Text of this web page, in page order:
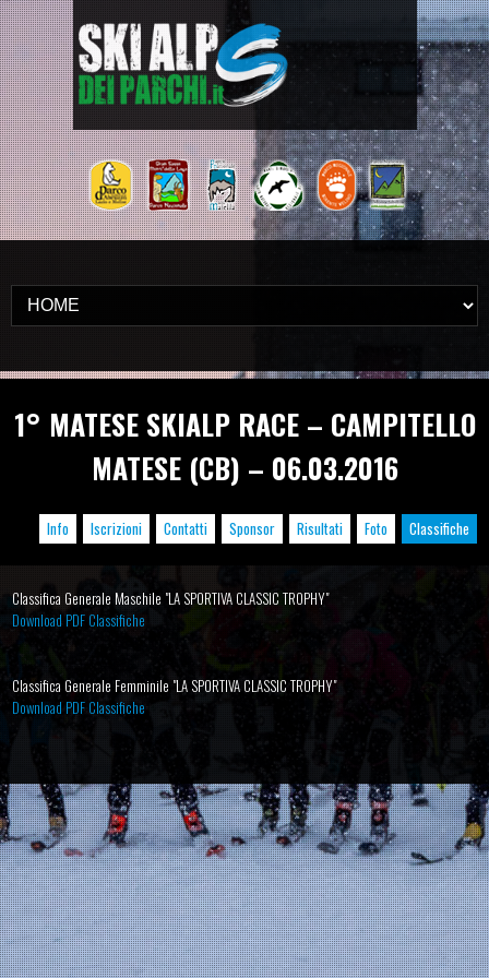
1° MATESE SKIALP RACE – CAMPITELLO
MATESE (CB) – 06.03.2016
Info Iscrizioni Contatti Sponsor Risultati Foto Classifiche
Classifica Generale Maschile "LA SPORTIVA CLASSIC TROPHY"
Download PDF Classifiche
Classifica Generale Femminile "LA SPORTIVA CLASSIC TROPHY"
Download PDF Classifiche